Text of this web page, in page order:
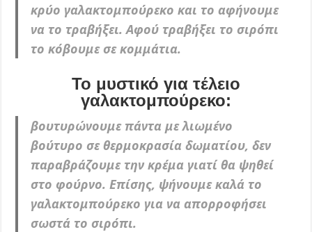
κρύο γαλακτομπούρεκο και το αφήνουμε
να το τραβήξει. Αφού τραβήξει το σιρόπι
το κόβουμε σε κομμάτια.
Το μυστικό για τέλειο
γαλακτομπούρεκο:
βουτυρώνουμε πάντα με λιωμένο
βούτυρο σε θερμοκρασία δωματίου, δεν
παραβράζουμε την κρέμα γιατί θα ψηθεί
στο φούρνο. Επίσης, ψήνουμε καλά το
γαλακτομπούρεκο για να απορροφήσει
σωστά το σιρόπι.